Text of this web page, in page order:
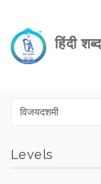
हिंदी
Levels